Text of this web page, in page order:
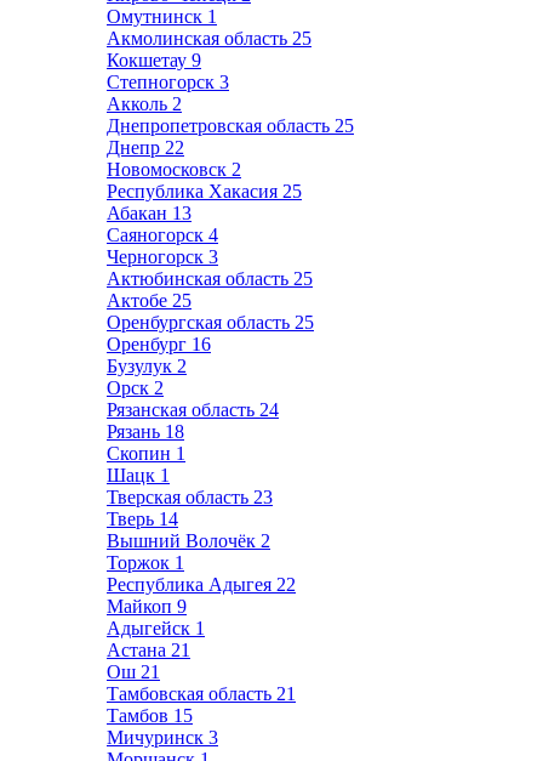
Омутнинск 1
Акмолинская область 25
Кокшетау 9
Степногорск 3
Акколь 2
Днепропетровская область 25
Днепр 22
Новомосковск 2
Республика Хакасия 25
Абакан 13
Саяногорск 4
Черногорск 3
Актюбинская область 25
Актобе 25
Оренбургская область 25
Оренбург 16
Бузулук 2
Орск 2
Рязанская область 24
Рязань 18
Скопин 1
Шацк 1
Тверская область 23
Тверь 14
Вышний Волочёк 2
Торжок 1
Республика Адыгея 22
Майкоп 9
Адыгейск 1
Астана 21
Ош 21
Тамбовская область 21
Тамбов 15
Мичуринск 3